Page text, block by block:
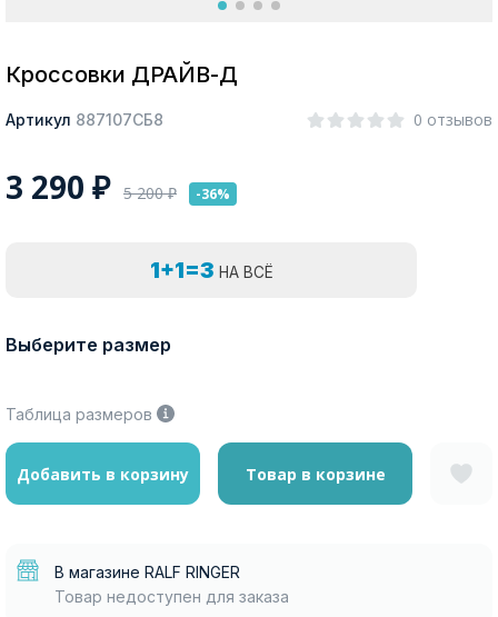
Кроссовки ДРАЙВ-Д
Артикул 887107СБ8 0 отзывов
3 290 ₽ 5 200₽ -36%
1+1=3 НА ВСЁ
Выберите размер
Таблица размеров
Добавить в корзину Товар в корзине
В магазине RALF RINGER
Товар недоступен для заказа